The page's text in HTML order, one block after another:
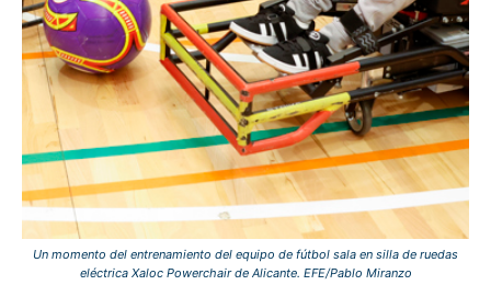
Un momento del entrenamiento del equipo de fútbol sala en silla de ruedas
eléctrica Xaloc Powerchair de Alicante. EFE/Pablo Miranzo